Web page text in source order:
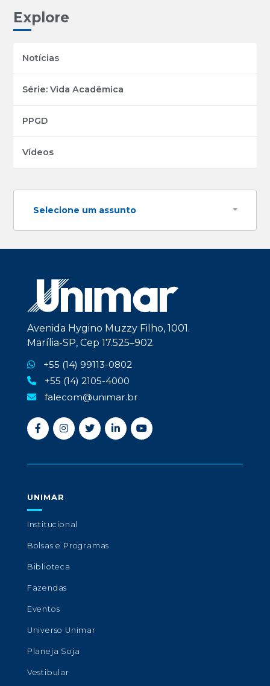
Explore
Notícias
Série: Vida Acadêmica
PPGD
Vídeos
Selecione um assunto
Avenida Hygino Muzzy Filho, 1001.
Marília-SP, Cep 17.525–902
+55 (14) 99113-0802
+55 (14) 2105-4000
falecom@unimar.br
UNIMAR
Institucional
Bolsas e Programas
Biblioteca
Fazendas
Eventos
Universo Unimar
Planeja Soja
Vestibular